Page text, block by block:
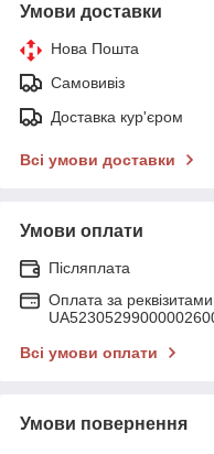
Умови доставки
Нова Пошта
Самовивіз
Доставка кур'єром
Всі умови доставки
Умови оплати
Післяплата
Оплата за реквізитами
Всі умови оплати
Умови повернення